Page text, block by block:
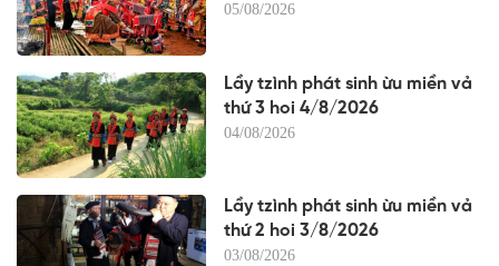
05/08/2026
Lầy tzình phát sinh ừu miền vả
thứ 3 hoi 4/8/2026
04/08/2026
Lầy tzình phát sinh ừu miền vả
thứ 2 hoi 3/8/2026
03/08/2026